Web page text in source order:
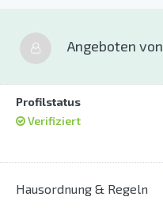
Angeboten von
Profilstatus
Verifiziert
Hausordnung & Regeln